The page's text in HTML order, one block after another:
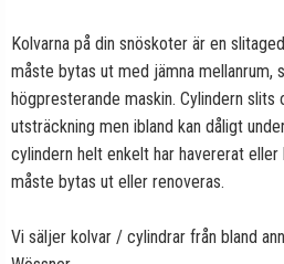
Kolvarna på din snöskoter är en
måste bytas ut med jämna mellanrum,
högpresterande maskin. Cylindern
utsträckning men ibland kan dåligt
cylindern helt enkelt har havererat
måste bytas ut eller renoveras.
Vi säljer kolvar / cylindrar från bland